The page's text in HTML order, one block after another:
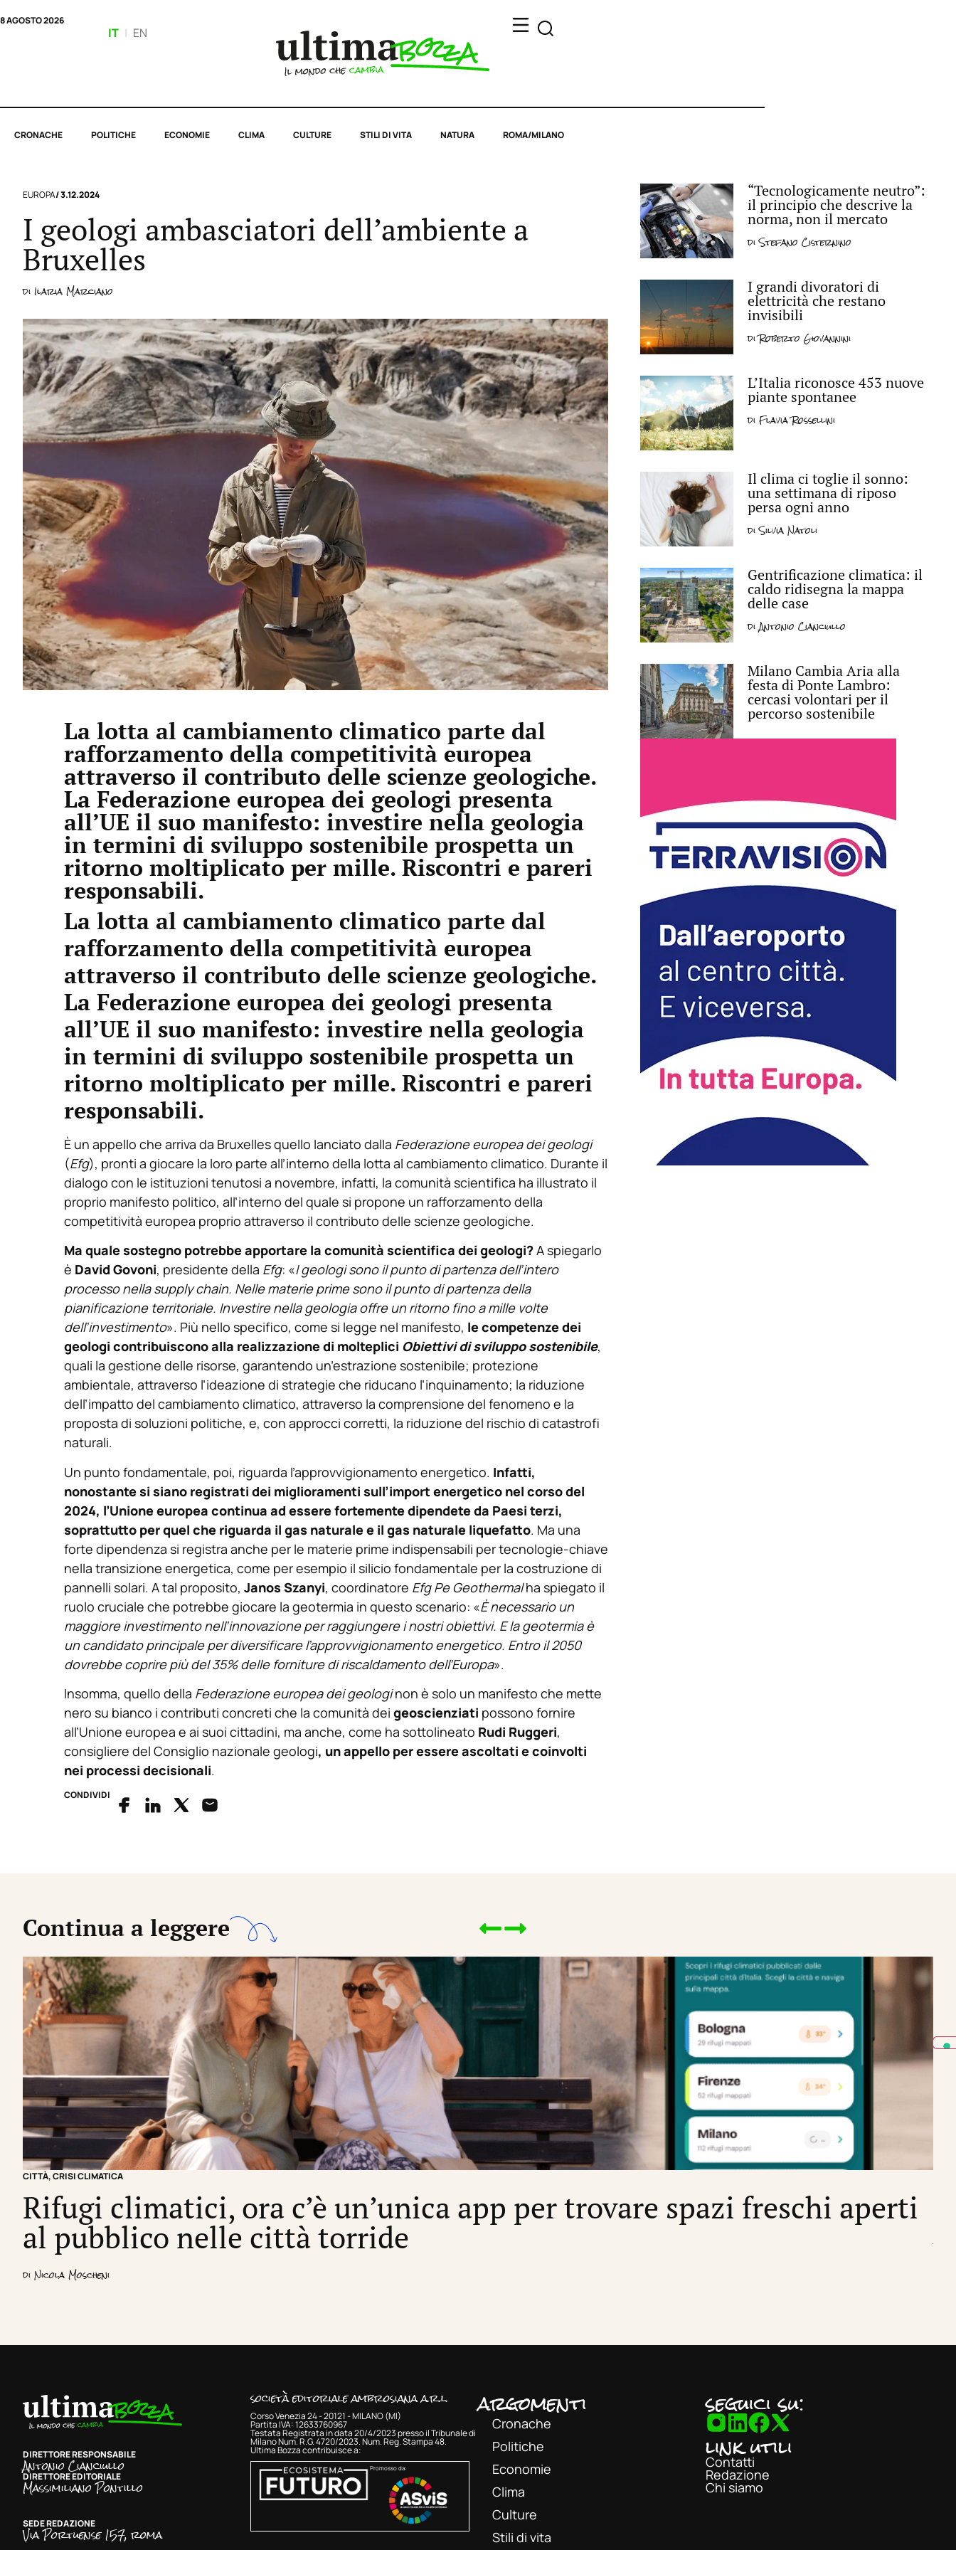
8 AGOSTO 2026
IT | EN
CRONACHE POLITICHE ECONOMIE CLIMA CULTURE STILI DI VITA NATURA ROMA/MILANO
EUROPA/ 3.12.2024
I geologi ambasciatori dell’ambiente a
Bruxelles
di Ilaria Marciano
La lotta al cambiamento climatico parte dal
rafforzamento della competitività europea
attraverso il contributo delle scienze geologiche.
La Federazione europea dei geologi presenta
all’UE il suo manifesto: investire nella geologia
in termini di sviluppo sostenibile prospetta un
ritorno moltiplicato per mille. Riscontri e pareri
responsabili.
La lotta al cambiamento climatico parte dal
rafforzamento della competitività europea
attraverso il contributo delle scienze geologiche.
La Federazione europea dei geologi presenta
all’UE il suo manifesto: investire nella geologia
in termini di sviluppo sostenibile prospetta un
ritorno moltiplicato per mille. Riscontri e pareri
responsabili.
È un appello che arriva da Bruxelles quello lanciato dalla Federazione europea dei geologi
(Efg), pronti a giocare la loro parte all’interno della lotta al cambiamento climatico. Durante il
dialogo con le istituzioni tenutosi a novembre, infatti, la comunità scientifica ha illustrato il
proprio manifesto politico, all’interno del quale si propone un rafforzamento della
competitività europea proprio attraverso il contributo delle scienze geologiche.
Ma quale sostegno potrebbe apportare la comunità scientifica dei geologi?A spiegarlo
è David Govoni, presidente della Efg: «I geologi sono il punto di partenza dell’intero
processo nella supply chain. Nelle materie prime sono il punto di partenza della
pianificazione territoriale. Investire nella geologia offre un ritorno fino a mille volte
dell’investimento». Più nello specifico, come si legge nel manifesto, le competenze dei
geologi contribuiscono alla realizzazione di molteplici Obiettivi di sviluppo sostenibile,
quali la gestione delle risorse, garantendo un’estrazione sostenibile; protezione
ambientale, attraverso l’ideazione di strategie che riducano l’inquinamento; la riduzione
dell’impatto del cambiamento climatico, attraverso la comprensione del fenomeno e la
proposta di soluzioni politiche, e, con approcci corretti, la riduzione del rischio di catastrofi
naturali.
Un punto fondamentale, poi, riguarda l’approvvigionamento energetico. Infatti,
nonostante si siano registrati dei miglioramenti sull’import energetico nel corso del
2024, l’Unione europea continua ad essere fortemente dipendete da Paesi terzi,
soprattutto per quel che riguarda il gas naturale e il gas naturale liquefatto. Ma una
forte dipendenza si registra anche per le materie prime indispensabili per tecnologie-chiave
nella transizione energetica, come per esempio il silicio fondamentale per la costruzione di
pannelli solari. A tal proposito, Janos Szanyi, coordinatore Efg Pe Geothermalha spiegato il
ruolo cruciale che potrebbe giocare la geotermia in questo scenario: «È necessario un
maggiore investimento nell’innovazione per raggiungere i nostri obiettivi. E la geotermia è
un candidato principale per diversificare l’approvvigionamento energetico. Entro il 2050
dovrebbe coprire più del 35% delle forniture di riscaldamento dell’Europa».
Insomma, quello della Federazione europea dei geologinon è solo un manifesto che mette
nero su bianco i contributi concreti che la comunità dei geoscienziati possono fornire
all’Unione europea e ai suoi cittadini, ma anche, come ha sottolineato Rudi Ruggeri,
consigliere del Consiglio nazionale geologi, un appello per essere ascoltati e coinvolti
nei processi decisionali.
CONDIVIDI
“Tecnologicamente neutro”:
il principio che descrive la
norma, non il mercato
diStefano Cisternino
I grandi divoratori di
elettricità che restano
invisibili
diRoberto Giovannini
L’Italia riconosce 453 nuove
piante spontanee
diFlavia Rossellini
Il clima ci toglie il sonno:
una settimana di riposo
persa ogni anno
diSilvia Natoli
Gentrificazione climatica: il
caldo ridisegna la mappa
delle case
diAntonio Cianciullo
Milano Cambia Aria alla
festa di Ponte Lambro:
cercasi volontari per il
percorso sostenibile
Continua a leggere
CITTÀ,CRISI CLIMATICA
Rifugi climatici, ora c’è un’unica app per trovare spazi freschi aperti
al pubblico nelle città torride
di Nicola Moscheni
DIRETTORE RESPONSABILE
Antonio Cianciullo
DIRETTORE EDITORIALE
Massimiliano Pontillo
SEDE REDAZIONE
Via Portuense 157, roma
società editoriale ambrosiana a.r.l.
Corso Venezia 24 - 20121 - MILANO (MI)
Partita IVA: 12633760967
Testata Registrata in data 20/4/2023 presso il Tribunale di
Milano Num. R.G. 4720/2023. Num. Reg. Stampa 48.
Ultima Bozza contribuisce a:
Promosso da:
argomenti
Cronache
Politiche
Economie
Clima
Culture
Stili di vita
seguici su:
link utili
Contatti
Redazione
Chi siamo